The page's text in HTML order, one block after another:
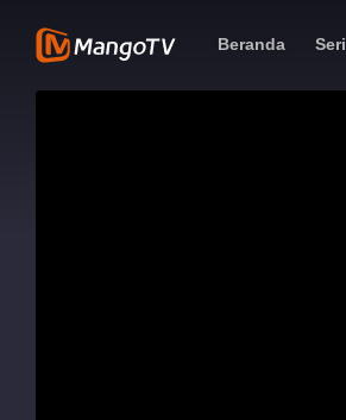
Beranda Seri